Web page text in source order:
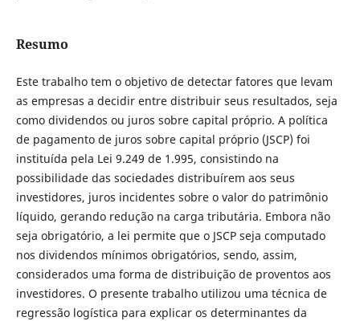
Resumo
Este trabalho tem o objetivo de detectar fatores que levam
as empresas a decidir entre distribuir seus resultados, seja
como dividendos ou juros sobre capital próprio. A política
de pagamento de juros sobre capital próprio (JSCP) foi
instituída pela Lei 9.249 de 1.995, consistindo na
possibilidade das sociedades distribuírem aos seus
investidores, juros incidentes sobre o valor do patrimônio
líquido, gerando redução na carga tributária. Embora não
seja obrigatório, a lei permite que o JSCP seja computado
nos dividendos mínimos obrigatórios, sendo, assim,
considerados uma forma de distribuição de proventos aos
investidores. O presente trabalho utilizou uma técnica de
regressão logística para explicar os determinantes da